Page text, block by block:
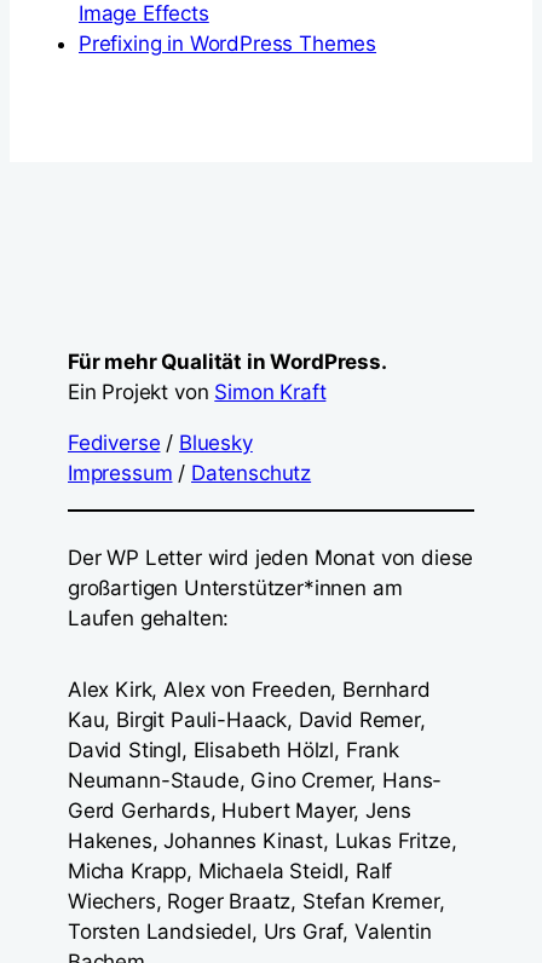
Image Effects
Prefixing in WordPress Themes
Für mehr Qualität in WordPress.
Ein Projekt von Simon Kraft
Fediverse / Bluesky
Impressum / Datenschutz
Der WP Letter wird jeden Monat von diese
großartigen Unterstützer*innen am
Laufen gehalten:
Alex Kirk, Alex von Freeden, Bernhard
Kau, Birgit Pauli-Haack, David Remer,
David Stingl, Elisabeth Hölzl, Frank
Neumann-Staude, Gino Cremer, Hans-
Gerd Gerhards, Hubert Mayer, Jens
Hakenes, Johannes Kinast, Lukas Fritze,
Micha Krapp, Michaela Steidl, Ralf
Wiechers, Roger Braatz, Stefan Kremer,
Torsten Landsiedel, Urs Graf, Valentin